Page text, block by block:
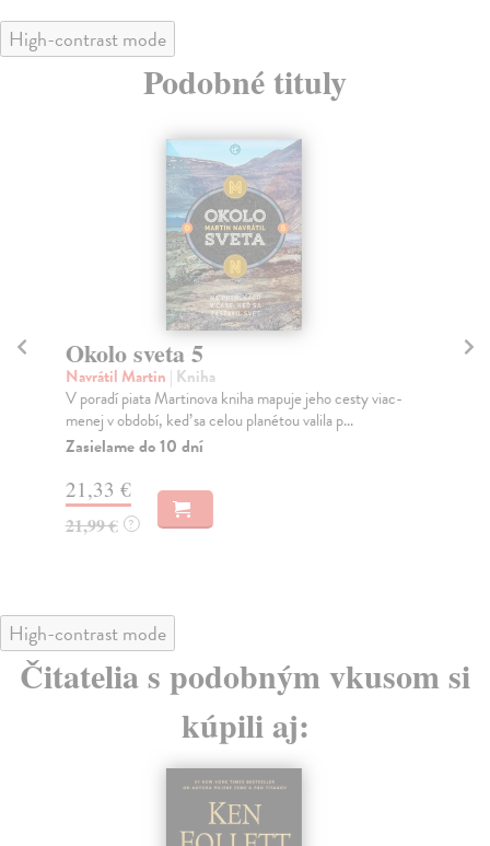
High-contrast mode
Podobné tituly
Okolo sveta 5
Navrátil Martin | Kniha
V poradí piata Martinova kniha mapuje jeho cesty viac-
menej v období, keď sa celou planétou valila p...
Zasielame do 10 dní
21,33 €
21,99 € ?
High-contrast mode
Čitatelia s podobným vkusom si
kúpili aj: